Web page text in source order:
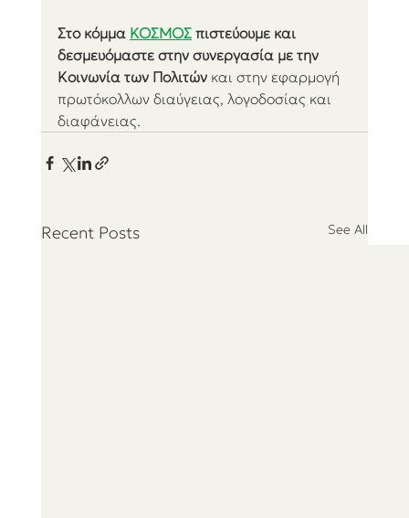
Στο κόμμα ΚΟΣΜΟΣ πιστεύουμε και
δεσμευόμαστε στην συνεργασία με την
Κοινωνία των Πολιτών και στην εφαρμογή
πρωτόκολλων διαύγειας, λογοδοσίας και
διαφάνειας.
Recent Posts See All